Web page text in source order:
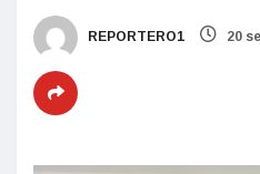
REPORTERO1 20